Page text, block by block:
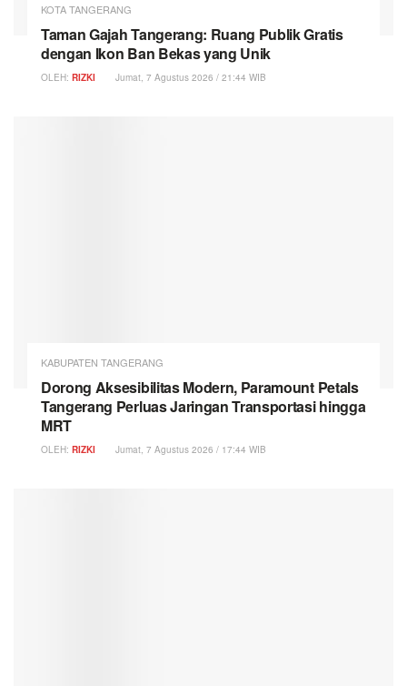
KOTA TANGERANG
Taman Gajah Tangerang: Ruang Publik Gratis
dengan Ikon Ban Bekas yang Unik
OLEH: RIZKI Jumat, 7 Agustus 2026 / 21:44 WIB
KABUPATEN TANGERANG
Dorong Aksesibilitas Modern, Paramount Petals
Tangerang Perluas Jaringan Transportasi hingga
MRT
OLEH: RIZKI Jumat, 7 Agustus 2026 / 17:44 WIB